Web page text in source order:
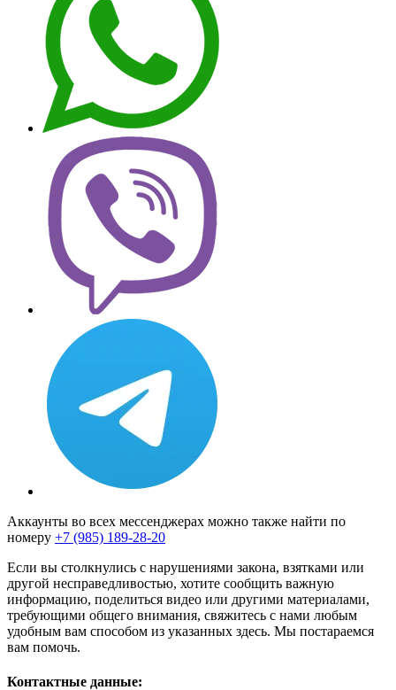
Аккаунты во всех мессенджерах можно также найти по
номеру +7 (985) 189-28-20
Если вы столкнулись с нарушениями закона, взятками или
другой несправедливостью, хотите сообщить важную
информацию, поделиться видео или другими материалами,
требующими общего внимания, свяжитесь с нами любым
удобным вам способом из указанных здесь. Мы постараемся
вам помочь.
Контактные данные: